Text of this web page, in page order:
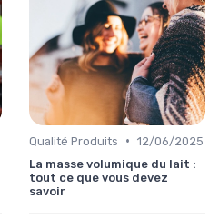
Qualité Produits • 12/06/2025
La masse volumique du lait :
tout ce que vous devez
savoir